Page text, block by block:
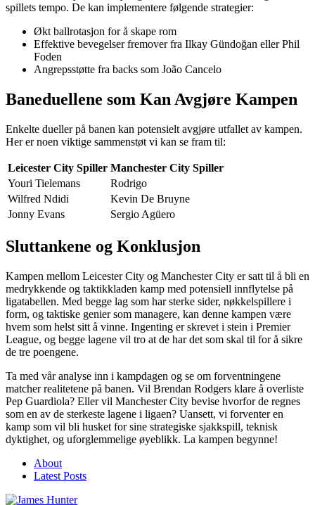
spillets tempo. De kan implementere følgende strategier:
Økt ballrotasjon for å skape rom
Effektive bevegelser fremover fra Ilkay Gündoğan eller Phil
Foden
Angrepsstøtte fra backs som João Cancelo
Baneduellene som Kan Avgjøre Kampen
Enkelte dueller på banen kan potensielt avgjøre utfallet av kampen.
Her er noen viktige sammenstøt vi kan se fram til:
Leicester City Spiller Manchester City Spiller
Youri Tielemans
Rodrigo
Wilfred Ndidi
Kevin De Bruyne
Jonny Evans
Sergio Agüero
Sluttankene og Konklusjon
Kampen mellom Leicester City og Manchester City er satt til å bli en
medrykkende og taktikkladen kamp med potensiell innflytelse på
ligatabellen. Med begge lag som har sterke sider, nøkkelspillere i
form, og taktiske genier som managere, kan denne kampen være
hvem som helst sitt å vinne. Ingenting er skrevet i stein i Premier
League, og begge lagene vil tro at de har det som skal til for å sikre
de tre poengene.
Ta med vår analyse inn i kampdagen og se om forventningene
matcher realitetene på banen. Vil Brendan Rodgers klare å overliste
Pep Guardiola? Eller vil Manchester City bevise hvorfor de regnes
som en av de sterkeste lagene i ligaen? Uansett, vi forventer en
kamp som vil bli husket for sine strategiske sjakkspill, teknisk
dyktighet, og uforglemmelige øyeblikk. La kampen begynne!
About
Latest Posts